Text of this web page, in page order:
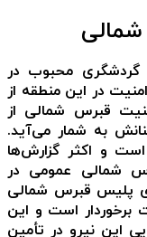
گردشگری محبوب در
در این منطقه از
قبرس شمالی از
به شمار می‌آید.
و اکثر گزارش‌ها
شمالی عمومی در
پلیس قبرس شمالی
برخوردار است و این
این نیرو در تأمین